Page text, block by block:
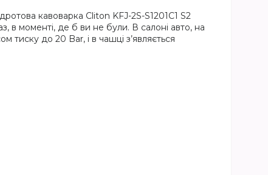
кавоварка Cliton KFJ-2S-S1201C1 S2
в моменті, де б ви не були. В салоні авто, на
тиску до 20 Bar, і в чашці з’являється